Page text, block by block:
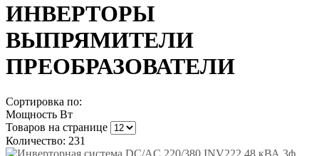
ИНВЕРТОРЫ
ВЫПРЯМИТЕЛИ
ПРЕОБРАЗОВАТЕЛИ
Сортировка по:
Мощность Вт
Товаров на странице
Количество: 231